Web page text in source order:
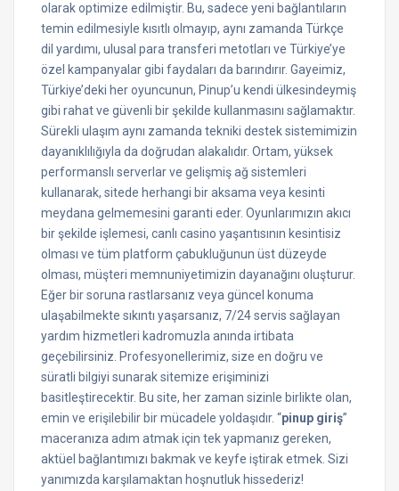
olarak optimize edilmiştir. Bu, sadece yeni bağlantıların
temin edilmesiyle kısıtlı olmayıp, aynı zamanda Türkçe
dil yardımı, ulusal para transferi metotları ve Türkiye’ye
özel kampanyalar gibi faydaları da barındırır. Gayeimiz,
Türkiye’deki her oyuncunun, Pinup’u kendi ülkesindeymiş
gibi rahat ve güvenli bir şekilde kullanmasını sağlamaktır.
Sürekli ulaşım aynı zamanda tekniki destek sistemimizin
dayanıklılığıyla da doğrudan alakalıdır. Ortam, yüksek
performanslı serverlar ve gelişmiş ağ sistemleri
kullanarak, sitede herhangi bir aksama veya kesinti
meydana gelmemesini garanti eder. Oyunlarımızın akıcı
bir şekilde işlemesi, canlı casino yaşantısının kesintisiz
olması ve tüm platform çabukluğunun üst düzeyde
olması, müşteri memnuniyetimizin dayanağını oluşturur.
Eğer bir soruna rastlarsanız veya güncel konuma
ulaşabilmekte sıkıntı yaşarsanız, 7/24 servis sağlayan
yardım hizmetleri kadromuzla anında irtibata
geçebilirsiniz. Profesyonellerimiz, size en doğru ve
süratli bilgiyi sunarak sitemize erişiminizi
basitleştirecektir. Bu site, her zaman sizinle birlikte olan,
emin ve erişilebilir bir mücadele yoldaşıdır. “pinup giriş”
maceranıza adım atmak için tek yapmanız gereken,
aktüel bağlantımızı bakmak ve keyfe iştirak etmek. Sizi
yanımızda karşılamaktan hoşnutluk hissederiz!